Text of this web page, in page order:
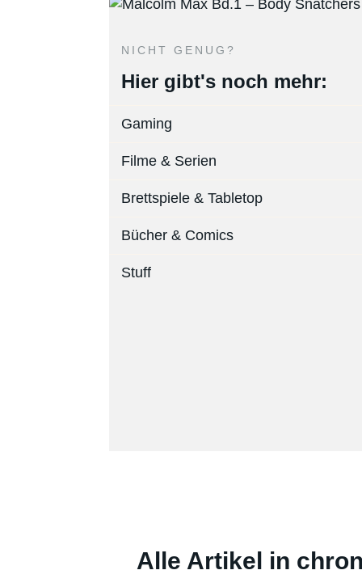
NICHT GENUG?
Hier gibt's noch mehr:
Gaming
Filme & Serien
Brettspiele & Tabletop
Bücher & Comics
Stuff
Alle Artikel in